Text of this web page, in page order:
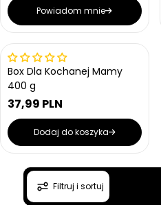
n
a
e
g
u
l
a
n
a
Powiadom mnie
Wrażliwe na ciepło
Box Dla Kochanej Mamy
400 g
C
e
n
a
37,99 PLN
Dodaj do koszyka
Filtruj i sortuj